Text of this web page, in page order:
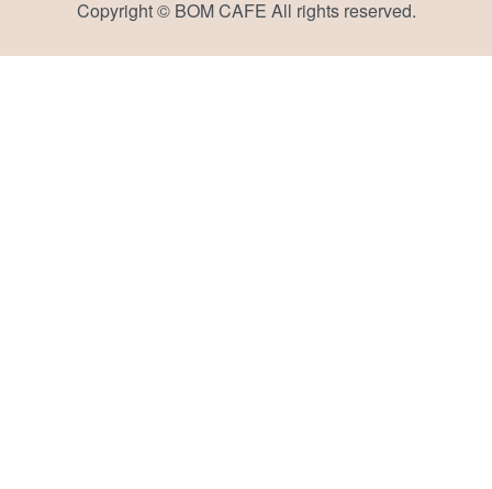
Copyright © BOM CAFE All rights reserved.